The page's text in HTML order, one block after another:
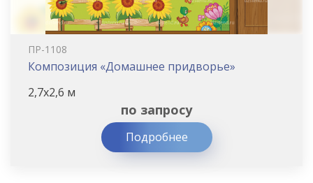
ПР-1108
Композиция «Домашнее придворье»
2,7х2,6 м
по запросу
Подробнее